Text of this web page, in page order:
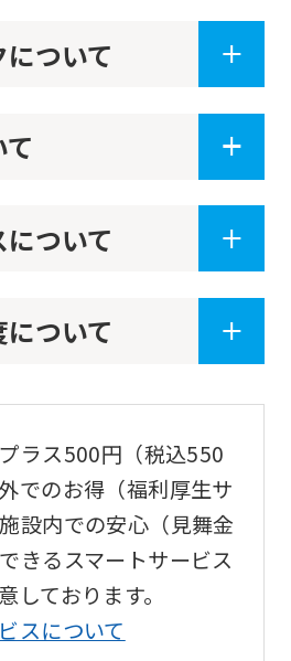
ついて
ついて
ついて
ラス500円（税込550
でのお得（福利厚生サ
設内での安心（見舞金
きるスマートサービス
しております。
スについて
so
accurate
The
may
from
the
original
content.
We
ask